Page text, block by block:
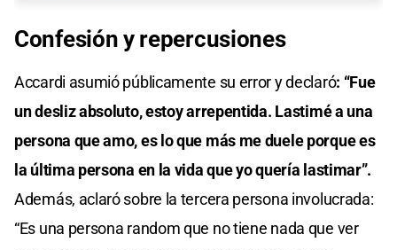
Confesión y repercusiones
Accardi asumió públicamente su error y declaró: “Fue
un desliz absoluto, estoy arrepentida. Lastimé a una
persona que amo, es lo que más me duele porque es
la última persona en la vida que yo quería lastimar”.
Además, aclaró sobre la tercera persona involucrada:
“Es una persona random que no tiene nada que ver